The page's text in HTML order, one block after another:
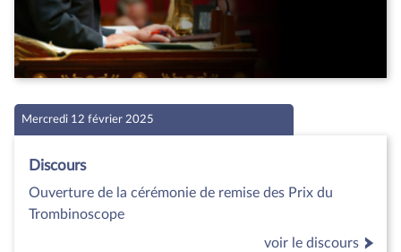
Mercredi 12 février 2025
Discours
Ouverture de la cérémonie de remise des Prix du
Trombinoscope
voir le discours